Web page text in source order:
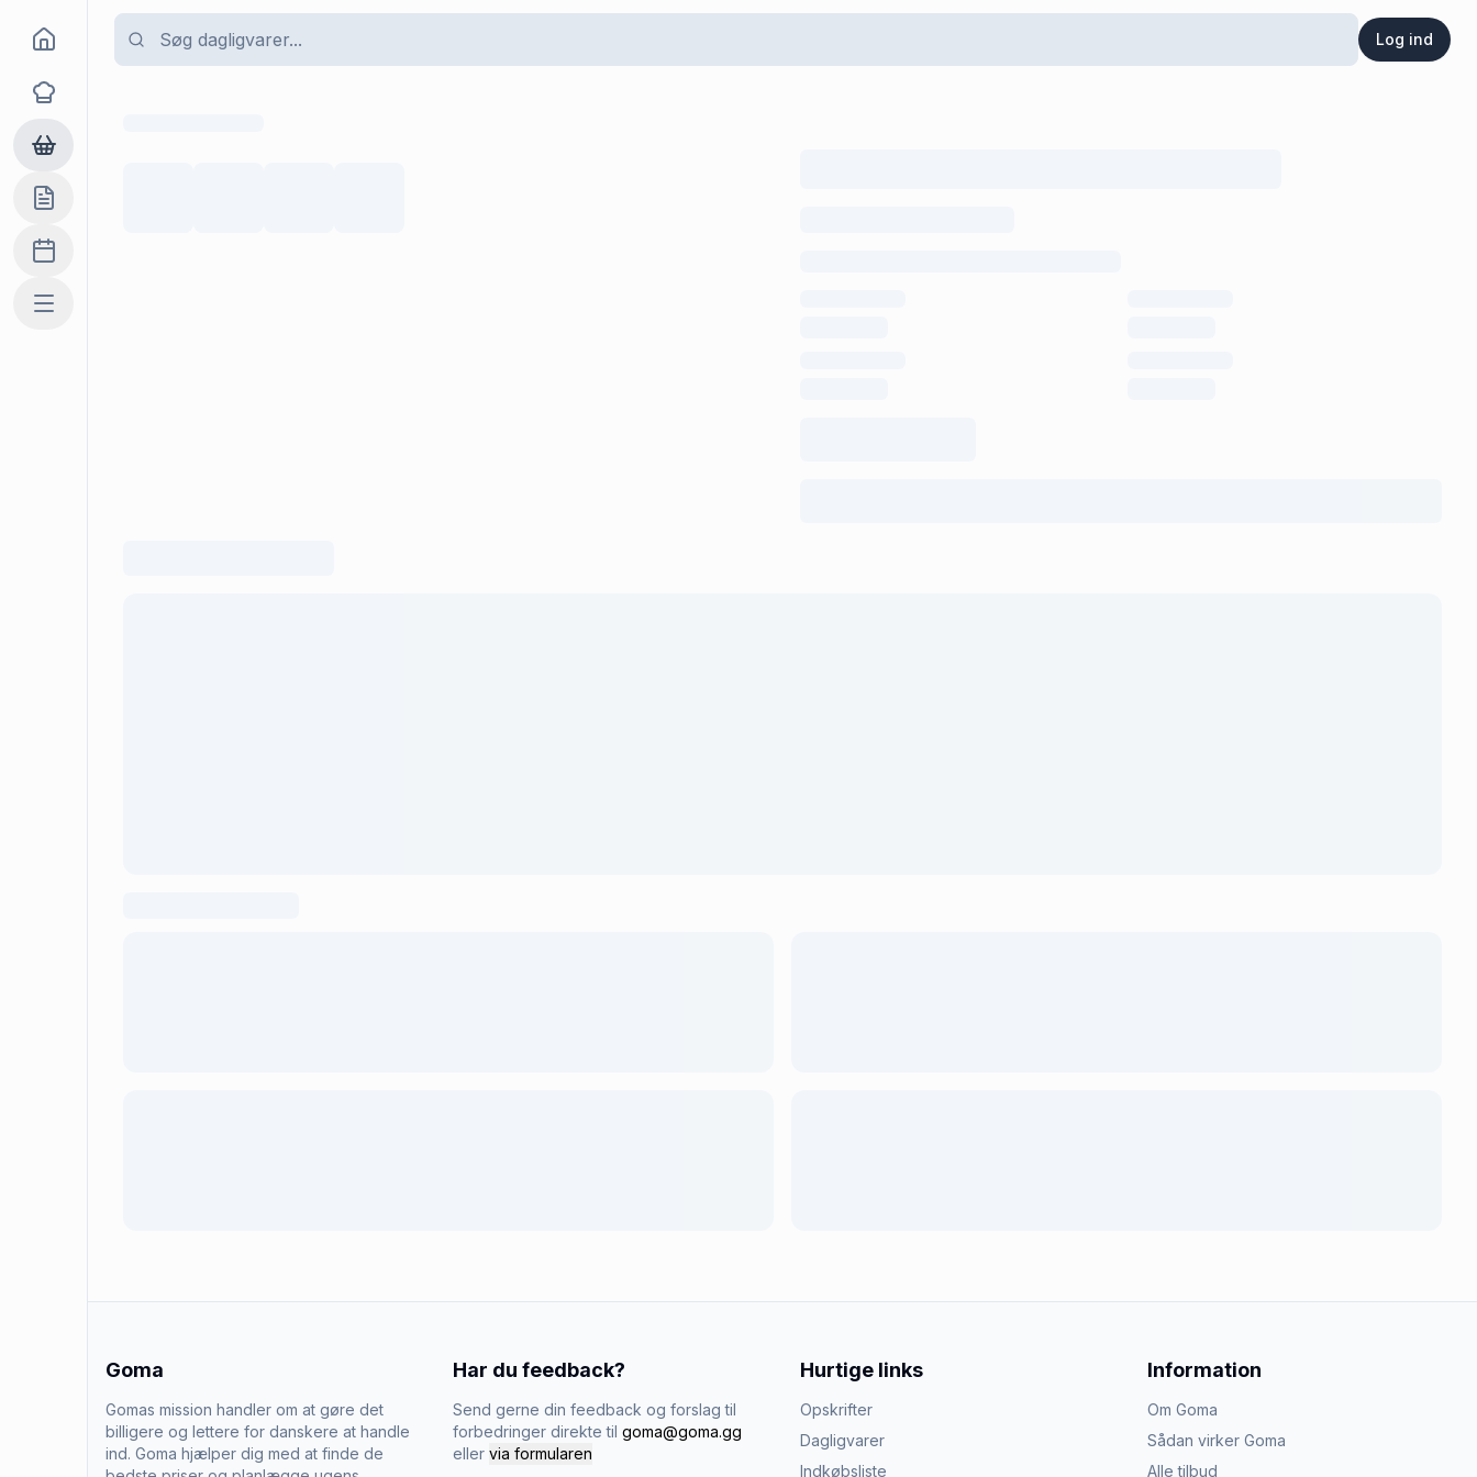
Log ind
Goma
Opskrifter
Dagligvarer
Indkøbslisten
Madplan
Mere
Goma
Gomas mission handler om at gøre det
billigere og lettere for danskere at handle
ind. Goma hjælper dig med at finde de
Har du feedback?
Send gerne din feedback og forslag til
forbedringer direkte til goma@goma.gg
eller via formularen
Hurtige links
Opskrifter
Dagligvarer
Indkøbsliste
Information
Om Goma
Sådan virker Goma
Alle tilbud